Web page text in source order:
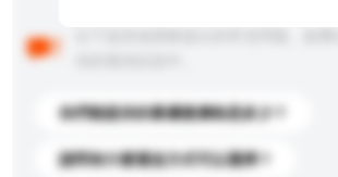
你們能提供的最優惠價格是多少？
請問有什麼運送方式可以選擇？